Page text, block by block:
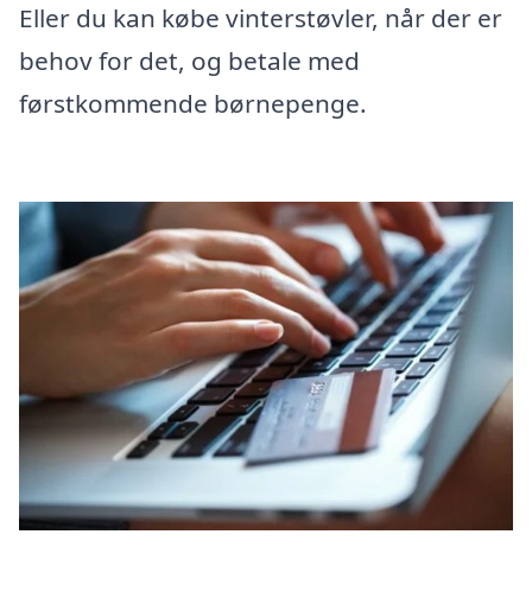
Eller du kan købe vinterstøvler, når der er
behov for det, og betale med
førstkommende børnepenge.